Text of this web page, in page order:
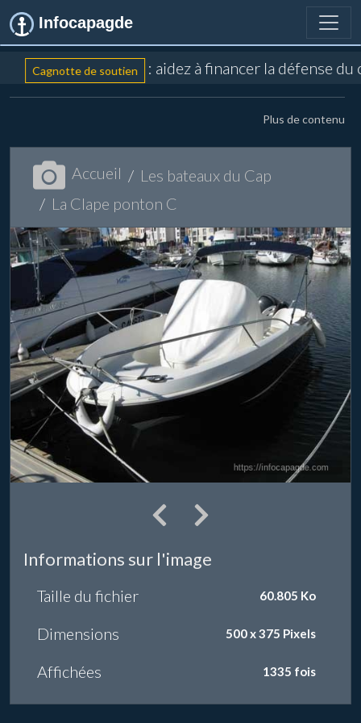
Infocapagde
Cagnotte de soutien : aidez à financer la défense
Plus de contenu
Accueil
Les bateaux du Cap
La Clape ponton C
Informations sur l'image
Taille du fichier 60.805 Ko
Dimensions 500 x 375 Pixels
Affichées 1335 fois